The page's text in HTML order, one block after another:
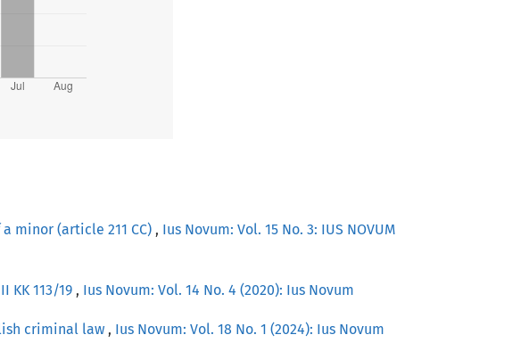
minor (article 211 CC) , Ius Novum: Vol. 15 No. 3: IUS NOVUM
KK 113/19 , Ius Novum: Vol. 14 No. 4 (2020): Ius Novum
criminal law , Ius Novum: Vol. 18 No. 1 (2024): Ius Novum